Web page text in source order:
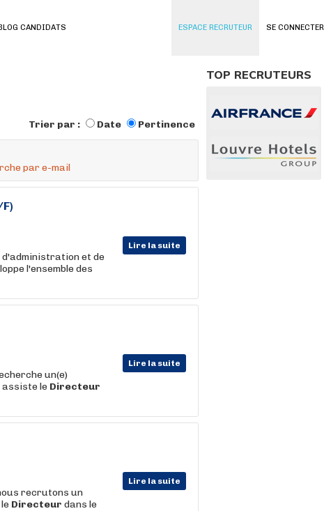
SE CONNECTER
CANDIDATS ESPACE RECRUTEUR
Trier par : Date Pertinence
par e-mail
Lire la suite
d'administration et de
l'ensemble des
Lire la suite
un(e)
assiste le Directeur
Lire la suite
recrutons un
Directeur dans le
TOP RECRUTEURS